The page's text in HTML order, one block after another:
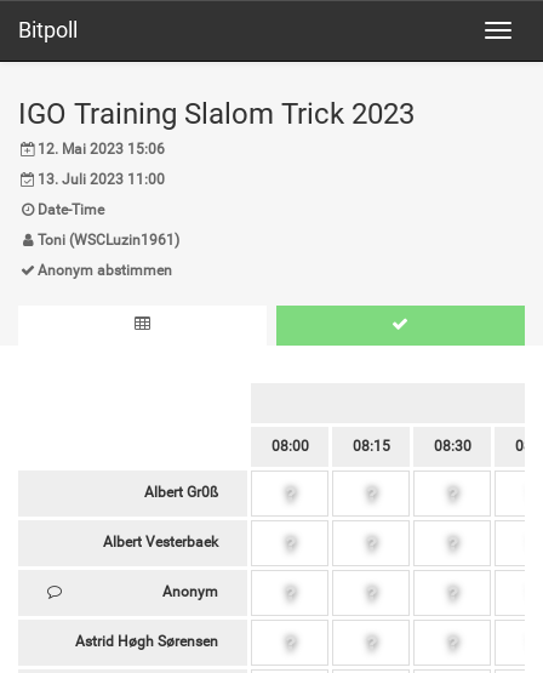
Bitpoll
IGO Training Slalom Trick 2023
12. Mai 2023 15:06
13. Juli 2023 11:00
Date-Time
Toni (WSCLuzin1961)
Anonym abstimmen
08:00 08:15 08:30
Albert Gr0ß
Albert Vesterbaek
Anonym
Astrid Høgh Sørensen